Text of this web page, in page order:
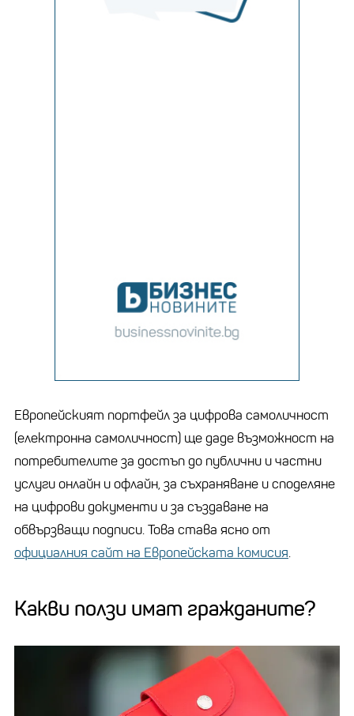
Европейският портфейл за цифрова самоличност
(електронна самоличност) ще даде възможност на
потребителите за достъп до публични и частни
услуги онлайн и офлайн, за съхраняване и споделяне
на цифрови документи и за създаване на
обвързващи подписи. Това става ясно от
официалния сайт на Европейската комисия.
Какви ползи имат гражданите?